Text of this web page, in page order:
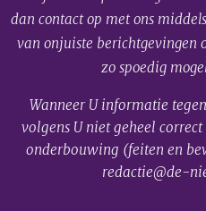
dan contact op met ons
van onjuiste berichtgevingen
zo spoedig
Wanneer U informatie
volgens U niet geheel
onderbouwing (feiten en
redactie@de-